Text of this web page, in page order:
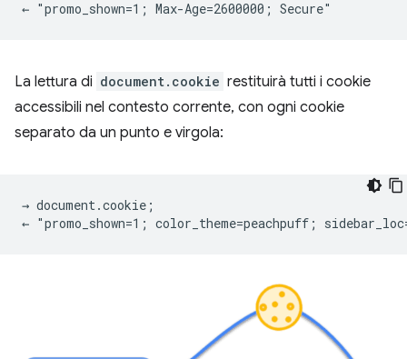
La lettura di document.cookie restituirà tutti i cookie
accessibili nel contesto corrente, con ogni cookie
separato da un punto e virgola:
→ document.cookie;